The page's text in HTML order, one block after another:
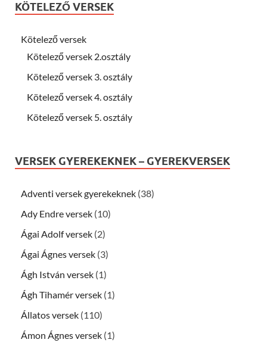
KÖTELEZŐ VERSEK
Kötelező versek
Kötelező versek 2.osztály
Kötelező versek 3. osztály
Kötelező versek 4. osztály
Kötelező versek 5. osztály
VERSEK GYEREKEKNEK – GYEREKVERSEK
Adventi versek gyerekeknek (38)
Ady Endre versek (10)
Ágai Adolf versek (2)
Ágai Ágnes versek (3)
Ágh István versek (1)
Ágh Tihamér versek (1)
Állatos versek (110)
Ámon Ágnes versek (1)